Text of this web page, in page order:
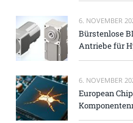
6. NOVEMBER
Bürstenlose
Antriebe für
6. NOVEMBER
European